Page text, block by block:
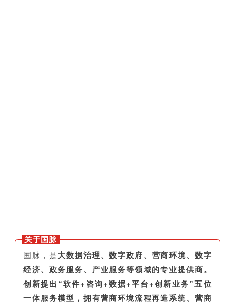
关于国脉
国脉，是大数据治理、数字政府、营商环境、数字
经济、政务服务、产业服务等领域的专业提供商。
创新提出“软件+咨询+数据+平台+创新业务”五位
一体服务模型，拥有营商环境流程再造系统、营商